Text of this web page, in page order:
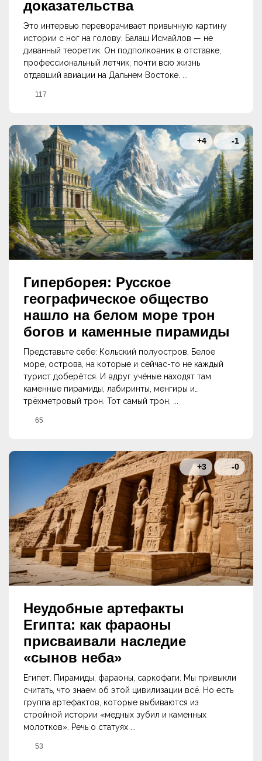
доказательства
Это интервью переворачивает привычную картину
истории с ног на голову. Балаш Исмайлов — не
диванный теоретик. Он подполковник в отставке,
профессиональный летчик, почти всю жизнь
отдавший авиации на Дальнем Востоке. ...
117
Гиперборея: Русское
географическое общество
нашло на белом море трон
богов и каменные пирамиды
Представьте себе: Кольский полуостров, Белое
море, острова, на которые и сейчас-то не каждый
турист доберётся. И вдруг учёные находят там
каменные пирамиды, лабиринты, менгиры и…
трёхметровый трон. Тот самый трон, ...
65
+4 -1
Неудобные артефакты
Египта: как фараоны
присваивали наследие
«сынов неба»
Египет. Пирамиды, фараоны, саркофаги. Мы привыкли
считать, что знаем об этой цивилизации всё. Но есть
группа артефактов, которые выбиваются из
стройной истории «медных зубил и каменных
молотков». Речь о статуях ...
53
+3 -0